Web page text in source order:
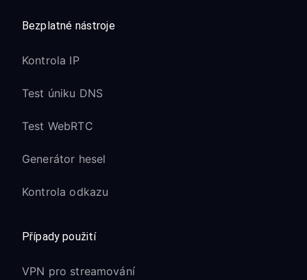
Bezplatné nástroje
Kontrola IP
Test úniku DNS
Test WebRTC
Generátor hesel
Kontrola odkazu
Případy použití
VPN pro streamování